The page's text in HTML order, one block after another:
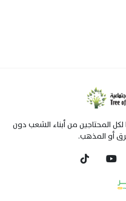
المحتاجين من أبناء الشعب دون
أو المذهب.